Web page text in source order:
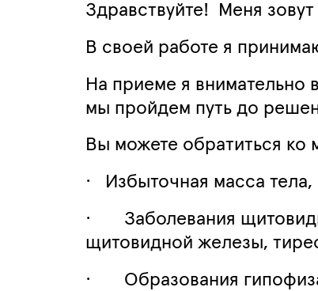
Здравствуйте! Меня
В своей работе я
На приеме я
мы пройдем путь до
Вы можете обратиться
·
Избыточная масса
·
Заболевания
щитовидной железы,
·
Образования